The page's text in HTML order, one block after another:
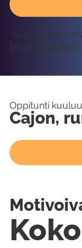
Vaatii
ilmaiseksi tästä!
Oppitunti
Cajon,